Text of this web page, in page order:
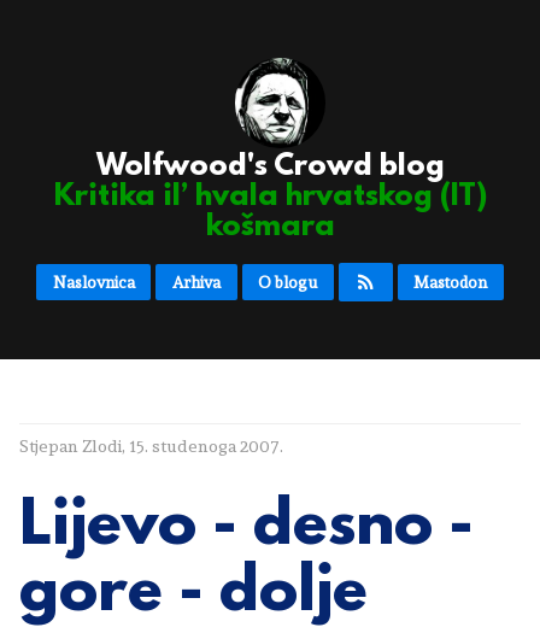
Wolfwood's Crowd blog
Kritika il’ hvala hrvatskog (IT)
košmara
Naslovnica Arhiva O blogu Mastodon
Stjepan Zlodi, 15. studenoga 2007.
Lijevo - desno -
gore - dolje